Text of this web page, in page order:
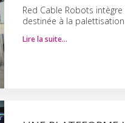
Red Cable Robots
destinée à la
Lire la suite…